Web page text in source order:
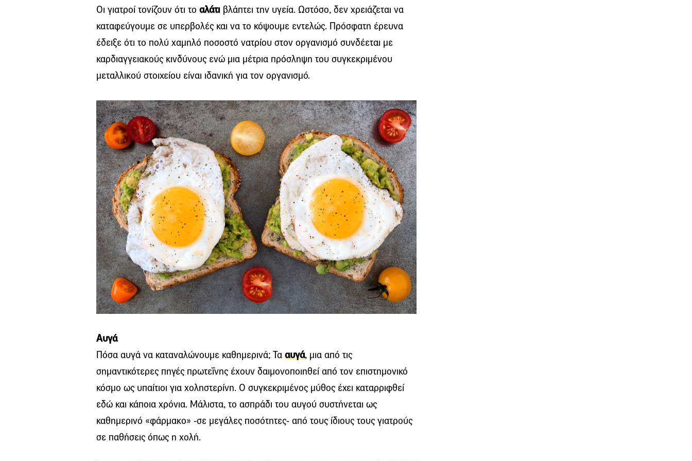
Οι γιατροί τονίζουν ότι το αλάτι βλάπτει την υγεία. Ωστόσο, δεν χρειάζεται να
καταφεύγουμε σε υπερβολές και να το κόψουμε εντελώς. Πρόσφατη έρευνα
έδειξε ότι το πολύ χαμηλό ποσοστό νατρίου στον οργανισμό συνδέεται με
καρδιαγγειακούς κινδύνους ενώ μια μέτρια πρόσληψη του συγκεκριμένου
μεταλλικού στοιχείου είναι ιδανική για τον οργανισμό.
Αυγά
Πόσα αυγά να καταναλώνουμε καθημερινά; Τα αυγά, μια από τις
σημαντικότερες πηγές πρωτεΐνης έχουν δαιμονοποιηθεί από τον επιστημονικό
κόσμο ως υπαίτιοι για χοληστερίνη. Ο συγκεκριμένος μύθος έχει καταρριφθεί
εδώ και κάποια χρόνια. Μάλιστα, το ασπράδι του αυγού συστήνεται ως
καθημερινό «φάρμακο» -σε μεγάλες ποσότητες- από τους ίδιους τους γιατρούς
σε παθήσεις όπως η χολή.